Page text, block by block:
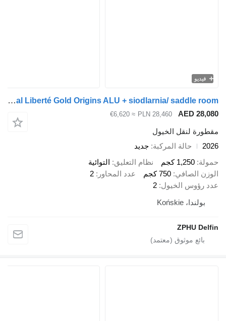
Cheval Liberté Gold Origins ALU + siodlarnia/ saddle room
AED
PLN 28,460
≈ €6,620
لنقل الخيول
حالة المركبة جديد
1,250 كجم نظام التعليق التوائية
الصافي 750 كجم عدد المحاور 2
الخيول
2
ZPHU